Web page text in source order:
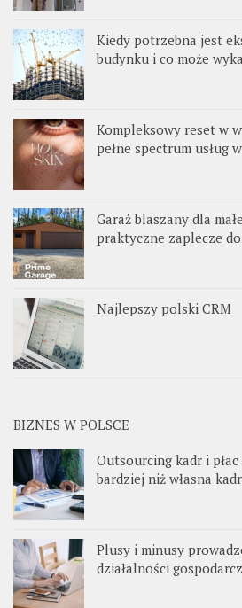
Kiedy potrzebna jest
budynku i co może
Kompleksowy reset w
pełne spectrum usług
Garaż blaszany dla
praktyczne zaplecze
Najlepszy polski CRM
BIZNES W POLSCE
Outsourcing kadr i płac
bardziej niż własna
Plusy i minusy
działalności